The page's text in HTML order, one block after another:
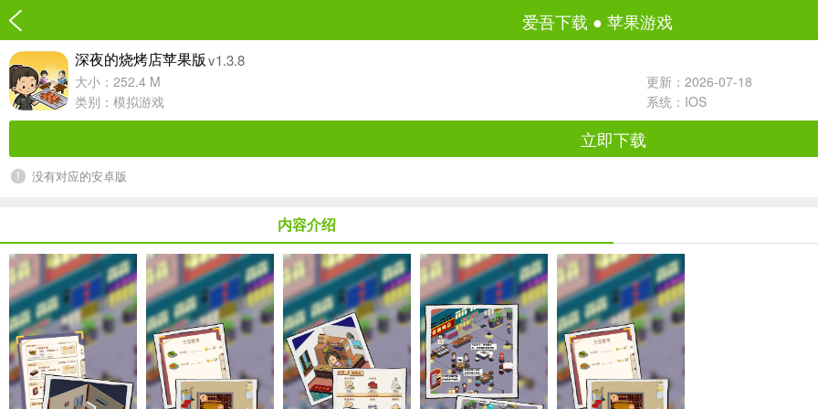
爱吾下载 ● 苹果游戏
深夜的烧烤店苹果版 v1.3.8
大小：252.4 M
更新：2026-07-18
类别： 模拟游戏 系统：IOS
立即下载
没有对应的安卓版
内容介绍